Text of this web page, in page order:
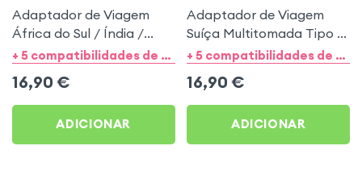
Adaptador de Viagem
África do Sul / Índia /
Paquistão Multitomada + 5 compatibilidades de categorias
16,90 €
ADICIONAR
Adaptador de Viagem
Suíça Multitomada Tipo J
- Akashi Preto
+ 5 compatibilidades de categorias
16,90 €
ADICIONAR